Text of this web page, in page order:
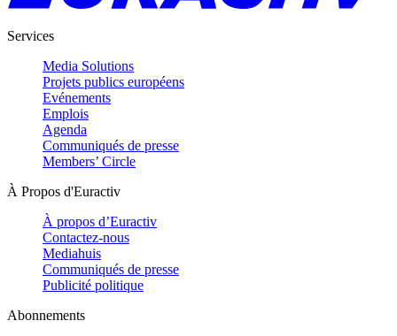
Services
Media Solutions
Projets publics européens
Evénements
Emplois
Agenda
Communiqués de presse
Members’ Circle
À Propos d'Euractiv
À propos d’Euractiv
Contactez-nous
Mediahuis
Communiqués de presse
Publicité politique
Abonnements